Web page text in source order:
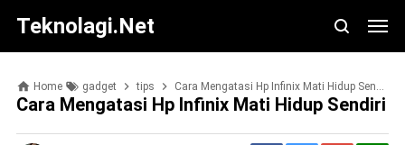
Teknolagi.net
Home gadget tips Cara Mengatasi Hp Infinix Mati Hidup Sendiri
Cara Mengatasi Hp Infinix Mati Hidup Sendiri